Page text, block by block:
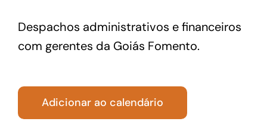
Despachos administrativos e financeiros
com gerentes da Goiás Fomento.
Adicionar ao calendário